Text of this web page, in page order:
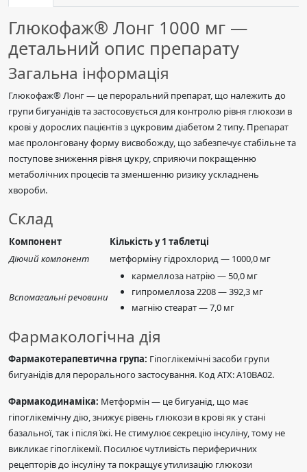
Глюкофаж® Лонг 1000 мг —
детальний опис препарату
Загальна інформація
Глюкофаж® Лонг — це пероральний препарат, що належить до
групи бигуанідів та застосовується для контролю рівня глюкози в
крові у дорослих пацієнтів з цукровим діабетом 2 типу. Препарат
має пролонговану форму висвобожду, що забезпечує стабільне та
поступове зниження рівня цукру, сприяючи покращенню
метаболічних процесів та зменшенню ризику ускладнень
хвороби.
Склад
Компонент
Кількість у 1 таблетці
Діючий компонент
метформіну гідрохлорид — 1000,0 мг
Вспомагальні речовини
кармеллоза натрію — 50,0 мг
гипромеллоза 2208 — 392,3 мг
магнію стеарат — 7,0 мг
Фармакологічна дія
Фармакотерапевтична група: Гіпоглікемічні засоби групи
бигуанідів для перорального застосування. Код АТХ: А10ВА02.
Фармакодинаміка: Метформін — це бигуанід, що має
гіпоглікемічну дію, знижує рівень глюкози в крові як у стані
базальної, так і після їжі. Не стимулює секрецію інсуліну, тому не
викликає гіпоглікемії. Посилює чутливість периферичних
рецепторів до інсуліну та покращує утилизацію глюкози